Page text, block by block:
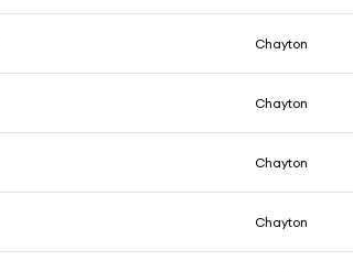
Chayton
Chayton
Chayton
Chayton